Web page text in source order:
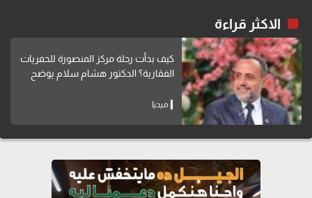
الاكثر قراءة
كيف بدأت رحلة مركز المنصورة للحفريات
الفقارية؟ الدكتور هشام سلام يوضح
ميديا